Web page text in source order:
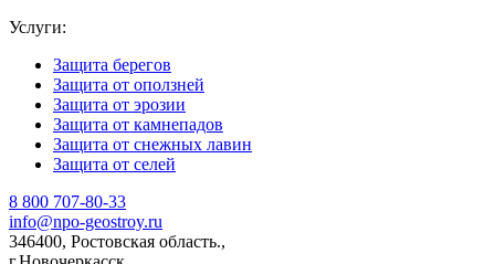
Услуги:
Защита берегов
Защита от оползней
Защита от эрозии
Защита от камнепадов
Защита от снежных лавин
Защита от селей
8 800 707-80-33
info@npo-geostroy.ru
346400, Ростовская область.,